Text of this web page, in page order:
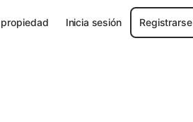
Inicia sesión Registrarse